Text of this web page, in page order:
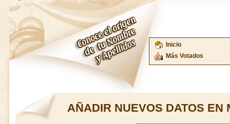
Inicio
Más Votados
AÑADIR NUEVOS DATOS EN